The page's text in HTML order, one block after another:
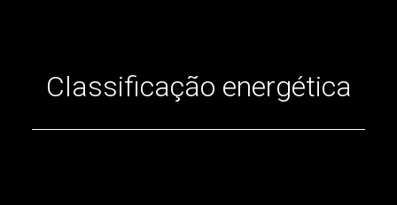
Classificação energética